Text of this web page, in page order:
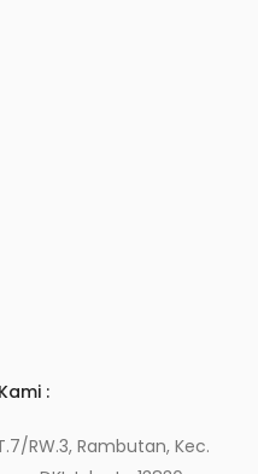
:
RW.3, Rambutan, Kec.